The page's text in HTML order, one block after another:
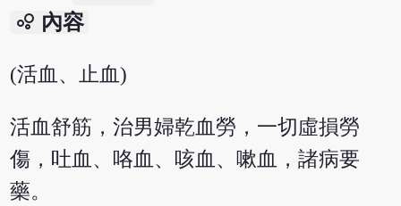
bubble_chart 內容
(活血、止血)
活血舒筋，治男婦乾血勞，一切虛損勞
傷，吐血、咯血、咳血、嗽血，諸病要
藥。